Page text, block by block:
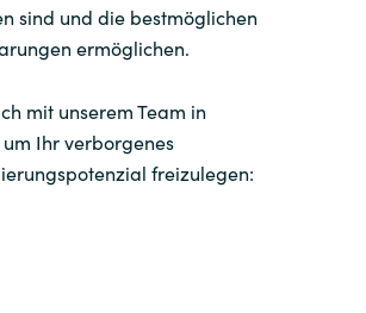
sind und die bestmöglichen
ermöglichen.
mit unserem Team in
Ihr verborgenes
freizulegen: